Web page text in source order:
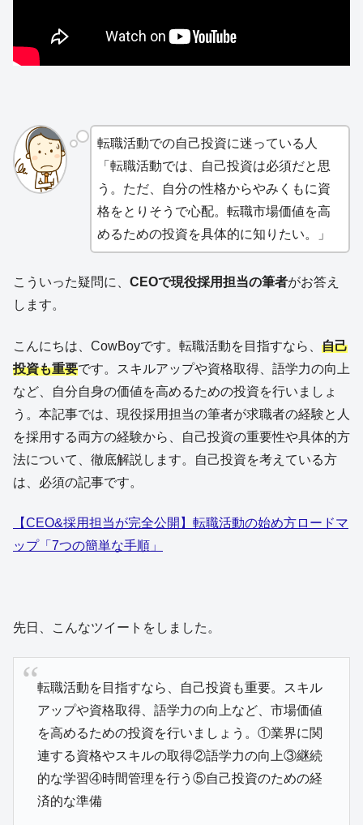
転職活動での自己投資に迷っている人
「転職活動では、自己投資は必須だと思
う。ただ、自分の性格からやみくもに資
格をとりそうで心配。転職市場価値を高
めるための投資を具体的に知りたい。」
こういった疑問に、 CEOで現役採用担当の筆者がお答え
します。
こんにちは、CowBoyです。転職活動を目指すなら、 自己
投資も重要です。スキルアップや資格取得、語学力の向上
など、自分自身の価値を高めるための投資を行いましょ
う。本記事では、現役採用担当の筆者が求職者の経験と人
を採用する両方の経験から、自己投資の重要性や具体的方
法について、徹底解説します。自己投資を考えている方
は、必須の記事です。
【CEO&採用担当が完全公開】転職活動の始め方ロードマ
ップ「7つの簡単な手順」
先日、こんなツイートをしました。
転職活動を目指すなら、自己投資も重要。スキル
アップや資格取得、語学力の向上など、市場価値
を高めるための投資を行いましょう。①業界に関
連する資格やスキルの取得②語学力の向上③継続
的な学習④時間管理を行う⑤自己投資のための経
済的な準備